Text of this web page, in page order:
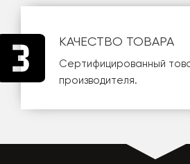
КАЧЕСТВО ТОВАРА
Сертифицированный
производителя.